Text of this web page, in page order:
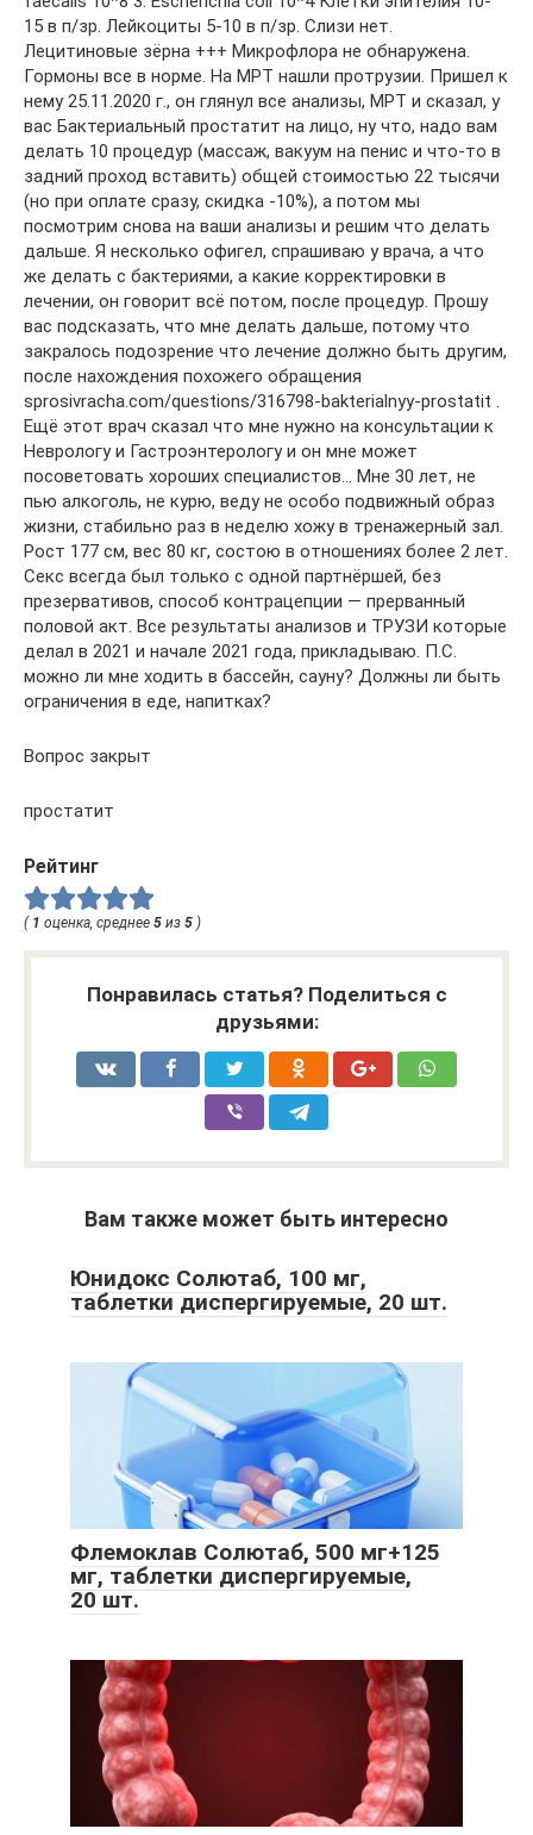
15 в п/зр. Лейкоциты 5-10 в п/зр. Слизи нет.
Лецитиновые зёрна +++ Микрофлора не обнаружена.
Гормоны все в норме. На МРТ нашли протрузии. Пришел к
нему 25.11.2020 г., он глянул все анализы, МРТ и сказал, у
вас Бактериальный простатит на лицо, ну что, надо вам
делать 10 процедур (массаж, вакуум на пенис и что-то в
задний проход вставить) общей стоимостью 22 тысячи
(но при оплате сразу, скидка -10%), а потом мы
посмотрим снова на ваши анализы и решим что делать
дальше. Я несколько офигел, спрашиваю у врача, а что
же делать с бактериями, а какие корректировки в
лечении, он говорит всё потом, после процедур. Прошу
вас подсказать, что мне делать дальше, потому что
закралось подозрение что лечение должно быть другим,
после нахождения похожего обращения
sprosivracha.com/questions/316798-bakterialnyy-prostatit .
Ещё этот врач сказал что мне нужно на консультации к
Неврологу и Гастроэнтерологу и он мне может
посоветовать хороших специалистов… Мне 30 лет, не
пью алкоголь, не курю, веду не особо подвижный образ
жизни, стабильно раз в неделю хожу в тренажерный зал.
Рост 177 см, вес 80 кг, состою в отношениях более 2 лет.
Секс всегда был только с одной партнёршей, без
презервативов, способ контрацепции — прерванный
половой акт. Все результаты анализов и ТРУЗИ которые
делал в 2021 и начале 2021 года, прикладываю. П.С.
можно ли мне ходить в бассейн, сауну? Должны ли быть
ограничения в еде, напитках?
Вопрос закрыт
простатит
Рейтинг
( 1 оценка, среднее 5 из 5 )
Понравилась статья? Поделиться с
друзьями:
Вам также может быть интересно
Юнидокс Солютаб, 100 мг,
таблетки диспергируемые, 20 шт.
Флемоклав Солютаб, 500 мг+125
мг, таблетки диспергируемые,
20 шт.